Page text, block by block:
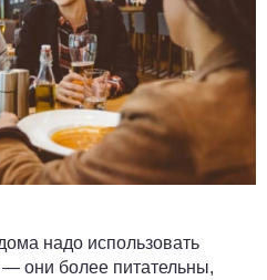
надо использовать
они более питательны,